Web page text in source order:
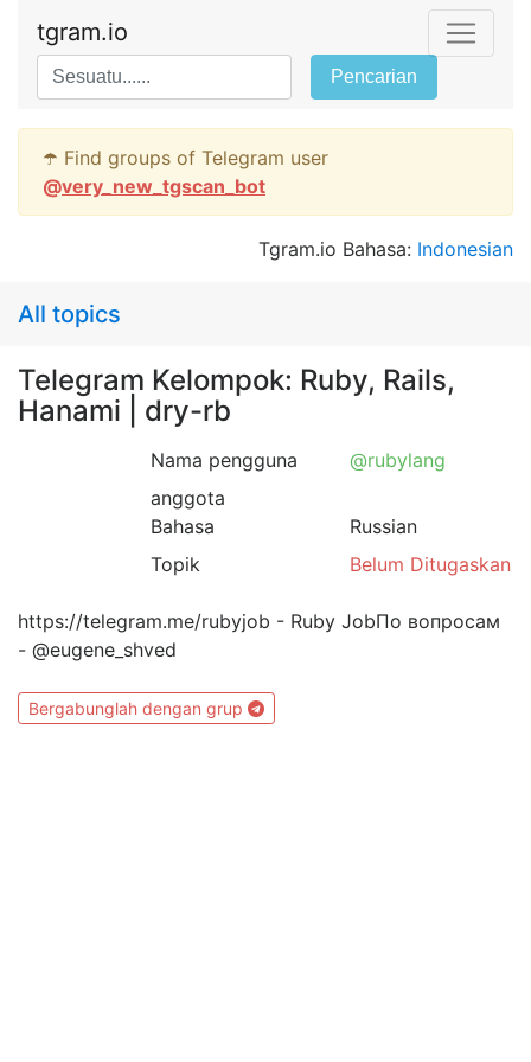
tgram.io
Pencarian
☂️ Find groups of Telegram user
@very_new_tgscan_bot
Tgram.io Bahasa: Indonesian
All topics
Telegram Kelompok: Ruby, Rails,
Hanami | dry-rb
Nama pengguna
@rubylang
anggota
Bahasa
Russian
Topik
Belum Ditugaskan
https://telegram.me/rubyjob - Ruby JobПо вопросам
- @eugene_shved
Bergabunglah dengan grup